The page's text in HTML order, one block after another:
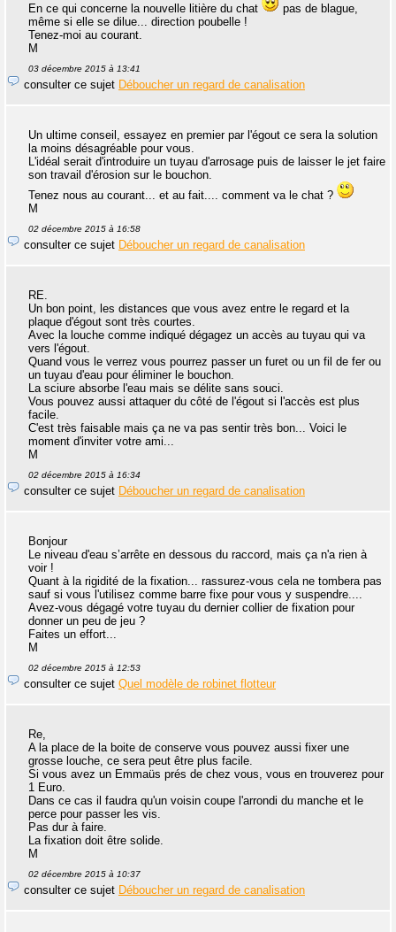
En ce qui concerne la nouvelle litière du chat
pas de blague,
même si elle se dilue... direction poubelle !
Tenez-moi au courant.
M
03 décembre 2015 à 13:41
consulter ce sujet Déboucher un regard de canalisation
Un ultime conseil, essayez en premier par l'égout ce sera la solution
la moins désagréable pour vous.
L'idéal serait d'introduire un tuyau d'arrosage puis de laisser le jet faire
son travail d'érosion sur le bouchon.
Tenez nous au courant... et au fait.... comment va le chat ?
M
02 décembre 2015 à 16:58
consulter ce sujet Déboucher un regard de canalisation
RE.
Un bon point, les distances que vous avez entre le regard et la
plaque d'égout sont très courtes.
Avec la louche comme indiqué dégagez un accès au tuyau qui va
vers l'égout.
Quand vous le verrez vous pourrez passer un furet ou un fil de fer ou
un tuyau d'eau pour éliminer le bouchon.
La sciure absorbe l'eau mais se délite sans souci.
Vous pouvez aussi attaquer du côté de l'égout si l'accès est plus
facile.
C'est très faisable mais ça ne va pas sentir très bon... Voici le
moment d'inviter votre ami...
M
02 décembre 2015 à 16:34
consulter ce sujet Déboucher un regard de canalisation
Bonjour
Le niveau d'eau s’arrête en dessous du raccord, mais ça n'a rien à
voir !
Quant à la rigidité de la fixation... rassurez-vous cela ne tombera pas
sauf si vous l'utilisez comme barre fixe pour vous y suspendre....
Avez-vous dégagé votre tuyau du dernier collier de fixation pour
donner un peu de jeu ?
Faites un effort...
M
02 décembre 2015 à 12:53
consulter ce sujet Quel modèle de robinet flotteur
Re,
A la place de la boite de conserve vous pouvez aussi fixer une
grosse louche, ce sera peut être plus facile.
Si vous avez un Emmaüs prés de chez vous, vous en trouverez pour
1 Euro.
Dans ce cas il faudra qu'un voisin coupe l'arrondi du manche et le
perce pour passer les vis.
Pas dur à faire.
La fixation doit être solide.
M
02 décembre 2015 à 10:37
consulter ce sujet Déboucher un regard de canalisation